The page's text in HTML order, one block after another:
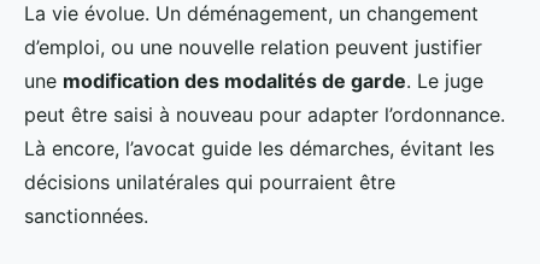
La vie évolue. Un déménagement, un changement
d’emploi, ou une nouvelle relation peuvent justifier
une modification des modalités de garde. Le juge
peut être saisi à nouveau pour adapter l’ordonnance.
Là encore, l’avocat guide les démarches, évitant les
décisions unilatérales qui pourraient être
sanctionnées.